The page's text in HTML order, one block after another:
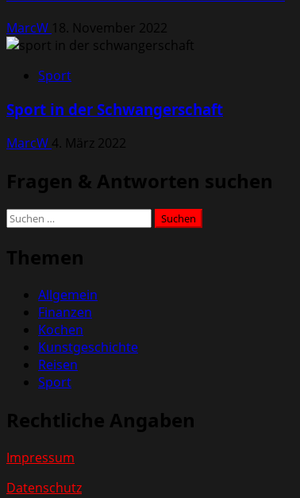
MarcW 18. November 2022
Sport
Sport in der Schwangerschaft
MarcW 4. März 2022
Fragen & Antworten suchen
Suchen
Themen
Allgemein
Finanzen
Kochen
Kunstgeschichte
Reisen
Sport
Rechtliche Angaben
Impressum
Datenschutz